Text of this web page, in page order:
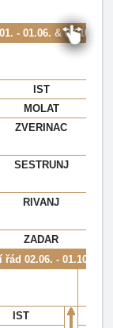
- 01.06. & 02.10. -
IST
MOLAT
ZVERINAC
SESTRUNJ
RIVANJ
ZADAR
řád 02.06. - 01.10.2023
IST